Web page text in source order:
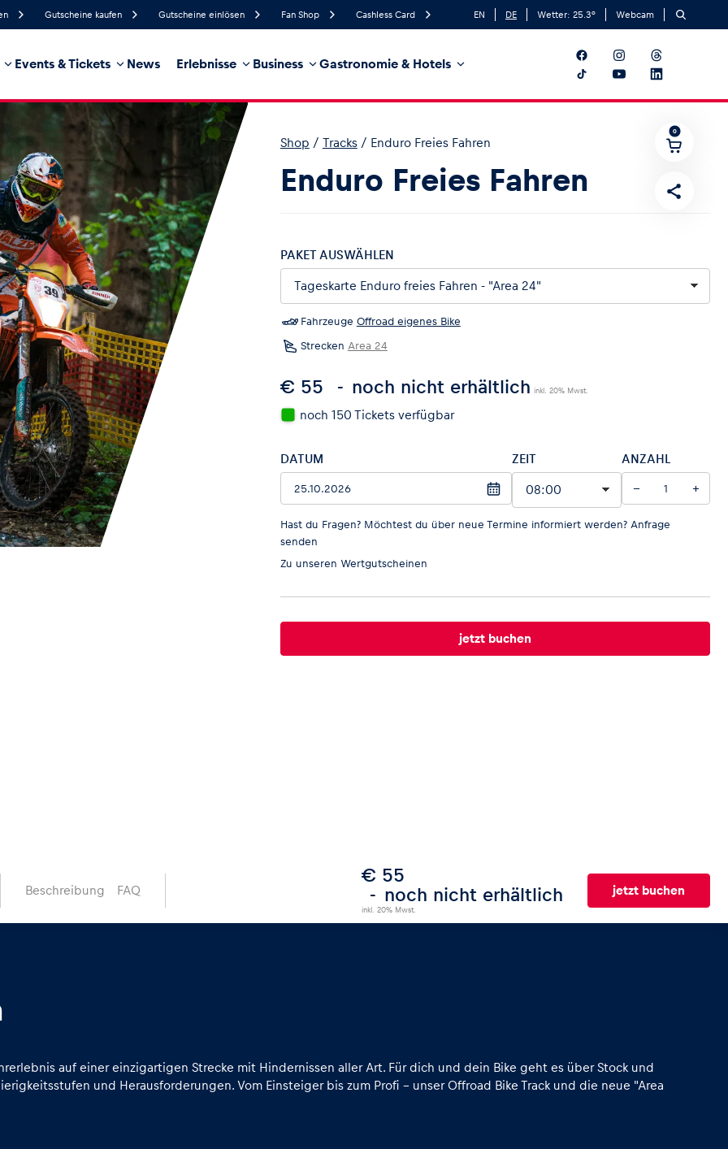
Gutscheine kaufen Gutscheine einlösen Fan Shop Cashless Card EN DE Wetter: 25.3° Webcam
Events & Tickets News Erlebnisse Business Gastronomie & Hotels
Regenwahrscheinlichkeit
Südöst
Business Glossar
0
Shop / Tracks / Enduro Freies Fahren
Enduro Freies Fahren
PAKET AUSWÄHLEN
Fahrzeuge Offroad eigenes Bike
Strecken Area 24
€ 55 noch nicht erhältlich inkl. 20% Mwst.
noch 150 Tickets verfügbar
DATUM ZEIT ANZAHL
− +
Hast du Fragen? Möchtest du über neue Termine informiert werden? Anfrage
senden
Zu unseren Wertgutscheinen
jetzt buchen
Beschreibung FAQ
€ 55
noch nicht erhältlich
inkl. 20% Mwst.
jetzt buchen
auf einer einzigartigen Strecke mit Hindernissen aller Art. Für dich und dein Bike geht es über Stock und
und Herausforderungen. Vom Einsteiger bis zum Profi – unser Offroad Bike Track und die neue "Area